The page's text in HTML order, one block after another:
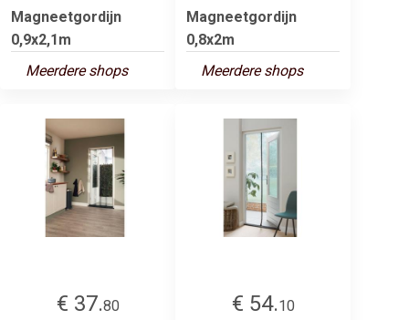
Magneetgordijn
0,9x2,1m
Meerdere shops
Magneetgordijn
0,8x2m
Meerdere shops
€ 37.80
€ 54.10